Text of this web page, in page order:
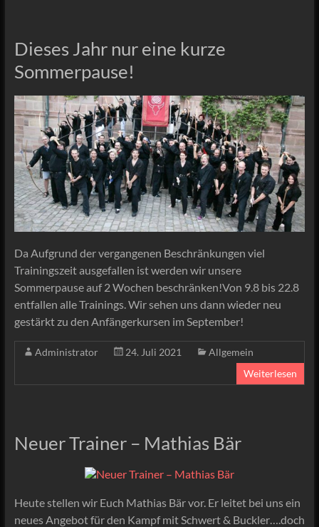
Dieses Jahr nur eine kurze
Sommerpause!
Da Aufgrund der vergangenen Beschränkungen viel
Trainingszeit ausgefallen ist werden wir unsere
Sommerpause auf 2 Wochen beschränken!Von 9.8 bis 22.8
entfallen alle Trainings. Wir sehen uns dann wieder neu
gestärkt zu den Anfängerkursen im September!
Administrator 24. Juli 2021
Allgemein
Weiterlesen
Neuer Trainer – Mathias Bär
Heute stellen wir Euch Mathias Bär vor. Er leitet bei uns ein
neues Angebot für den Kampf mit Schwert & Buckler….doch